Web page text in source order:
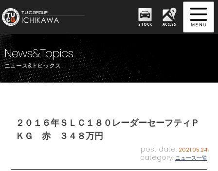
STOCK ACCESS
News&Topics
ニュース&トピックス
２０１６年ＳＬＣ１８０レーダーセーフティＰ
ＫＧ 赤 ３４８万円
post date: 2021.05.24
category: ニュース一覧